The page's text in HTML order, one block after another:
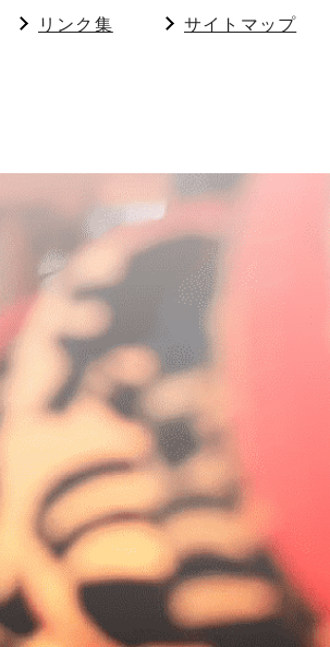
リンク集
サイトマップ